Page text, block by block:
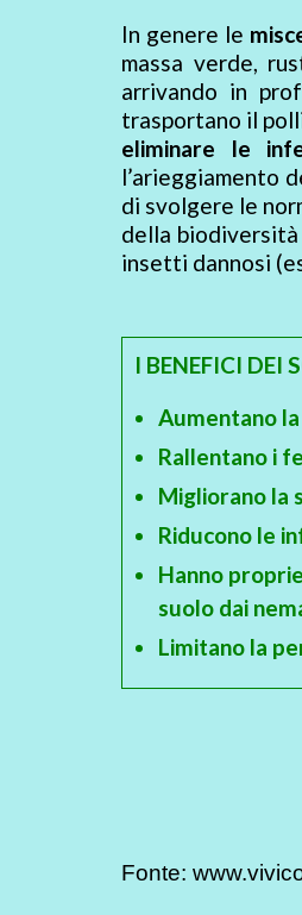
In genere le
massa verde,
arrivando in
trasportano il
eliminare le
l’arieggiamento
di svolgere le
della
insetti dannosi
I BENEFICI DEI
Aumentano
Rallentano i
Migliorano la
Riducono le
Hanno
suolo dai
Limitano la
Fonte: